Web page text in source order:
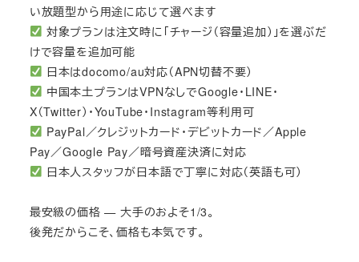
い放題型から用途に応じて選べます
対象プランは注文時に「チャージ（容量追加）」を選ぶだ
けで容量を追加可能
日本はdocomo/au対応（APN切替不要）
中国本土プランはVPNなしでGoogle・LINE・
X（Twitter）・YouTube・Instagram等利用可
PayPal／クレジットカード・デビットカード／Apple
Pay／Google Pay／暗号資産決済に対応
日本人スタッフが日本語で丁寧に対応（英語も可）
最安級の価格 — 大手のおよそ1/3。
後発だからこそ、価格も本気です。